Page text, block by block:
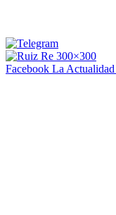
Facebook La Actualidad